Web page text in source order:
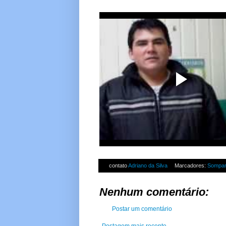
contatoAdriano da Silva Marcadores: Sompar
Nenhum comentário:
Postar um comentário